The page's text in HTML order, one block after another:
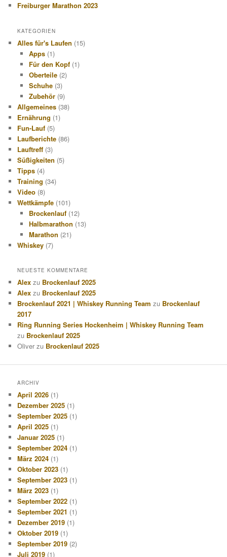
Freiburger Marathon 2023
KATEGORIEN
Alles für's Laufen (15)
Apps(1)
Für den Kopf(1)
Oberteile(2)
Schuhe(3)
Zubehör(9)
Allgemeines (38)
Ernährung (1)
Fun-Lauf (5)
Laufberichte (86)
Lauftreff (3)
Süßigkeiten (5)
Tipps (4)
Training (34)
Video (8)
Wettkämpfe (101)
Brockenlauf(12)
Halbmarathon (13)
Marathon (21)
Whiskey (7)
NEUESTE KOMMENTARE
Alex zu Brockenlauf 2025
Alex zu Brockenlauf 2025
Brockenlauf 2021 | Whiskey Running Team zu Brockenlauf
2017
Ring Running Series Hockenheim | Whiskey Running Team
zu Brockenlauf 2025
Oliver zu Brockenlauf 2025
ARCHIV
April 2026 (1)
Dezember 2025 (1)
September 2025 (1)
April 2025 (1)
Januar 2025 (1)
September 2024 (1)
März 2024 (1)
Oktober 2023 (1)
September 2023 (1)
März 2023 (1)
September 2022 (1)
September 2021 (1)
Dezember 2019 (1)
Oktober 2019 (1)
September 2019 (2)
Juli 2019 (1)